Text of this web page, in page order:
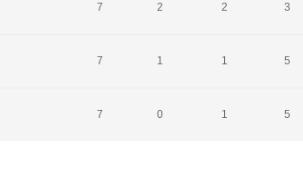
7 2 2 3
7 1 1 5
7 0 1 5